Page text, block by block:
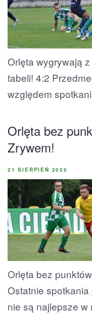
Orlęta wygrywają
tabeli! 4:2
względem
Orlęta bez
Zrywem!
21 SIERPIEŃ 2020
Orlęta bez
Ostatnie
nie są najlepsze w